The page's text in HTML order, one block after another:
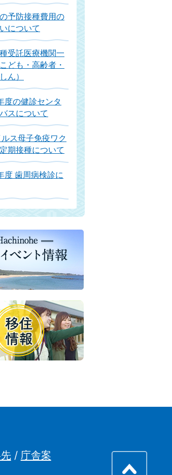
予防接種費用の
について
受託医療機関一
ども・高齢者・
ん）
度の健診センタ
スについて
ルス母子免疫ワク
期接種について
度 歯周病検診に
/ 庁舎案